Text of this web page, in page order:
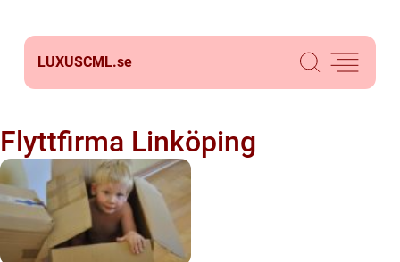
LUXUSCML.se
Flyttfirma Linköping